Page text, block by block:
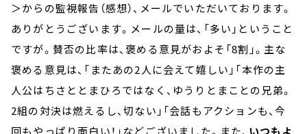
＞からの監視報告（感想）、メールでいただいております。
ありがとうございます。メールの量は、「多い」ということ
ですが。賛否の比率は、褒める意見がおよそ「8割」。主な
褒める意見は、「またあの2人に会えて嬉しい」「本作の主
人公はちさととまひろではなく、ゆうりとまことの兄弟。
2組の対決は燃えるし、切ない」「会話もアクションも、今
回もやっぱり面白い！」などございました。また、 いつもよ